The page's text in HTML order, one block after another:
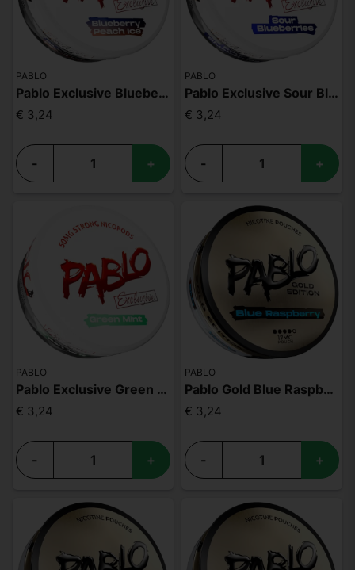
PABLO
Pablo Exclusive Blueberry Peach Ice 50mg
€ 3,24
- +
PABLO
Pablo Exclusive Sour Blueberries 50mg
€ 3,24
- +
PABLO
Pablo Exclusive Green Mint 50mg
€ 3,24
- +
PABLO
Pablo Gold Blue Raspberry
€ 3,24
- +